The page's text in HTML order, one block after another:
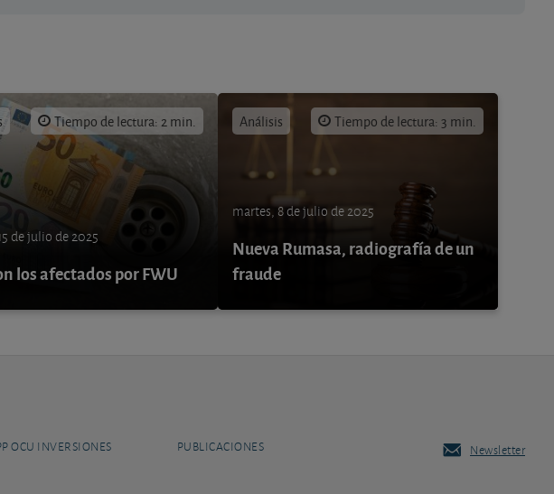
Tiempo de lectura: 2 min.
de julio de 2025
los afectados por FWU
Análisis Tiempo de lectura: 3 min.
martes, 8 de julio de 2025
Nueva Rumasa, radiografía de un
fraude
OCU INVERSIONES PUBLICACIONES Newsletter